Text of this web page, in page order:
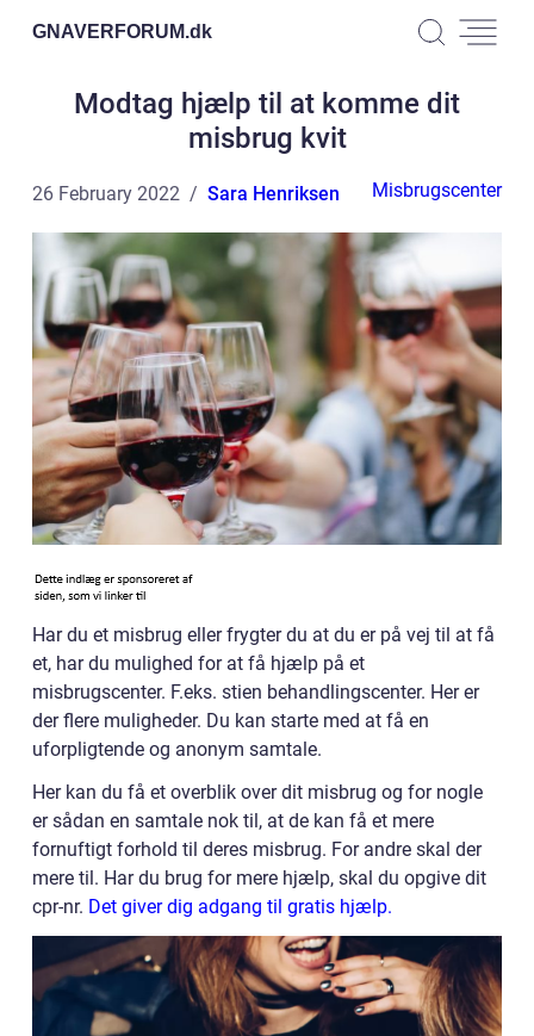
GNAVERFORUM.dk
Modtag hjælp til at komme dit
misbrug kvit
26 February 2022 Sara Henriksen Misbrugscenter
Har du et misbrug eller frygter du at du er på vej til at få
et, har du mulighed for at få hjælp på et
misbrugscenter. F.eks. stien behandlingscenter. Her er
der flere muligheder. Du kan starte med at få en
uforpligtende og anonym samtale.
Her kan du få et overblik over dit misbrug og for nogle
er sådan en samtale nok til, at de kan få et mere
fornuftigt forhold til deres misbrug. For andre skal der
mere til. Har du brug for mere hjælp, skal du opgive dit
cpr-nr. Det giver dig adgang til gratis hjælp.